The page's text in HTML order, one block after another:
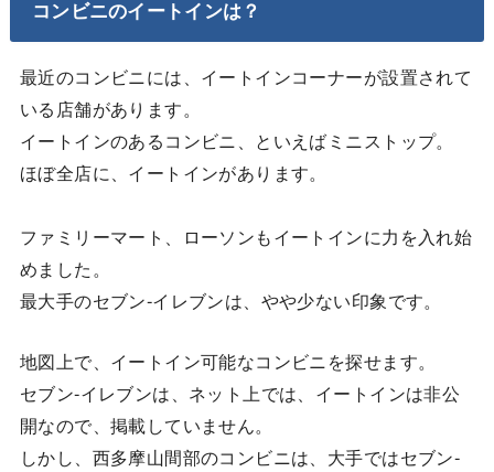
コンビニのイートインは？
最近のコンビニには、イートインコーナーが設置されて
いる店舗があります。
イートインのあるコンビニ、といえばミニストップ。
ほぼ全店に、イートインがあります。
ファミリーマート、ローソンもイートインに力を入れ始
めました。
最大手のセブン-イレブンは、やや少ない印象です。
地図上で、イートイン可能なコンビニを探せます。
セブン-イレブンは、ネット上では、イートインは非公
開なので、掲載していません。
しかし、西多摩山間部のコンビニは、大手ではセブン-